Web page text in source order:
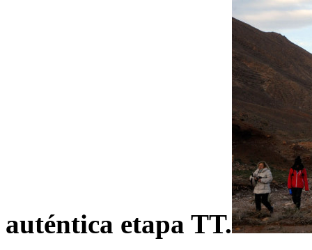
auténtica etapa TT.